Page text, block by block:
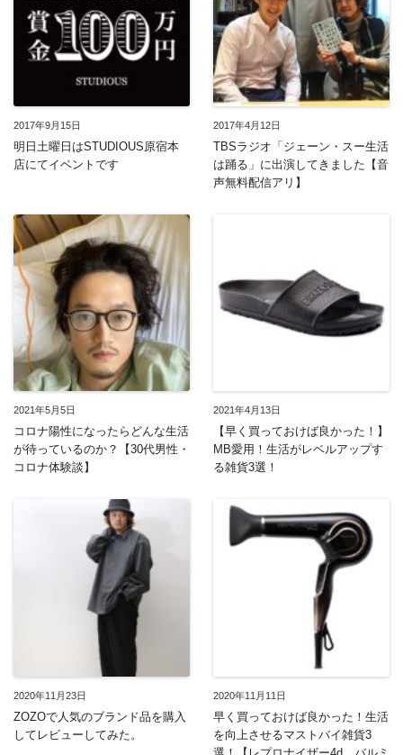
2017年9月15日
明日土曜日はSTUDIOUS原宿本
店にてイベントです
2017年4月12日
TBSラジオ「ジェーン・スー生活
は踊る」に出演してきました【音
声無料配信アリ】
2021年5月5日
コロナ陽性になったらどんな生活
が待っているのか？【30代男性・
コロナ体験談】
2021年4月13日
【早く買っておけば良かった！】
MB愛用！生活がレベルアップす
る雑貨3選！
2020年11月23日
ZOZOで人気のブランド品を購入
してレビューしてみた。
2020年11月11日
早く買っておけば良かった！生活
を向上させるマストバイ雑貨3